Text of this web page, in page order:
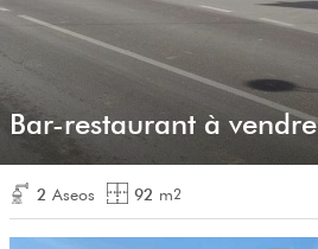
Bar-restaurant à vendre
2 Aseos 92 m2